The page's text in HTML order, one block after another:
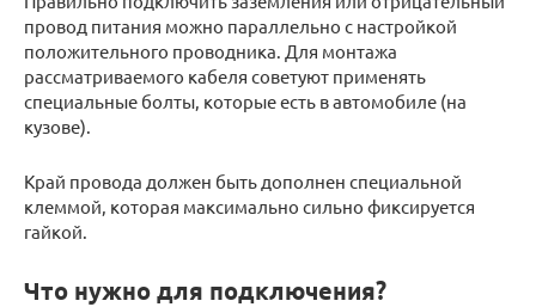
провод питания можно параллельно с настройкой
положительного проводника. Для монтажа
рассматриваемого кабеля советуют применять
специальные болты, которые есть в автомобиле (на
кузове).
Край провода должен быть дополнен специальной
клеммой, которая максимально сильно фиксируется
гайкой.
Что нужно для подключения?